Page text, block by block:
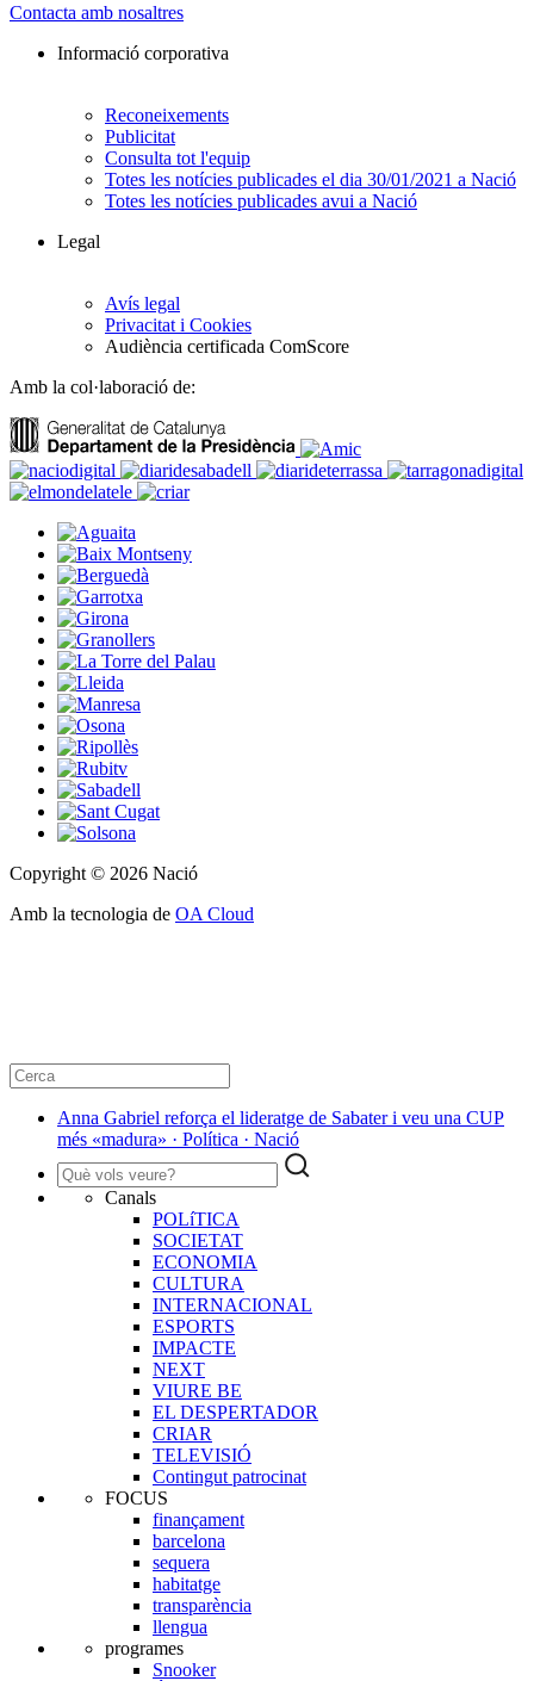
Contacta amb nosaltres
Informació corporativa
Reconeixements
Publicitat
Consulta tot l'equip
Totes les notícies publicades el dia 30/01/2021 a Nació
Totes les notícies publicades avui a Nació
Legal
Avís legal
Privacitat i Cookies
Audiència certificada ComScore
Amb la col·laboració de:
Copyright © 2026 Nació
Amb la tecnologia de OA Cloud
Anna Gabriel reforça el lideratge de Sabater i veu una CUP
més «madura» · Política · Nació
Canals
POLíTICA
SOCIETAT
ECONOMIA
CULTURA
INTERNACIONAL
ESPORTS
IMPACTE
NEXT
VIURE BE
EL DESPERTADOR
CRIAR
TELEVISIÓ
Contingut patrocinat
FOCUS
finançament
barcelona
sequera
habitatge
transparència
llengua
programes
Snooker